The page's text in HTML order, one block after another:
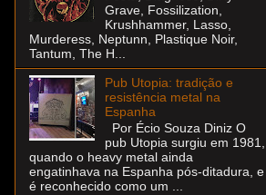
Grave, Fossilization,
Krushhammer, Lasso,
Murderess, Neptunn, Plastique Noir,
Tantum, The H...
Pub Utopia: tradição e
resistência metal na
Espanha
Por Écio Souza Diniz O
pub Utopia surgiu em 1981,
quando o heavy metal ainda
engatinhava na Espanha pós-ditadura, e
é reconhecido como um ...